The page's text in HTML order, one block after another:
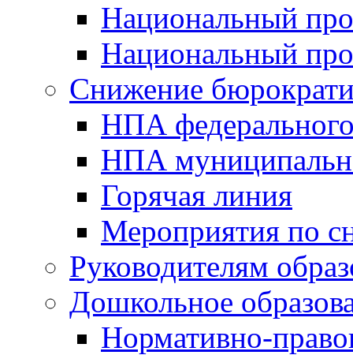
Национальный
Национальный
Снижение
НПА
НПА
Горячая линия
Мероприятия по
Руководителям
Дошкольное
Нормативно-